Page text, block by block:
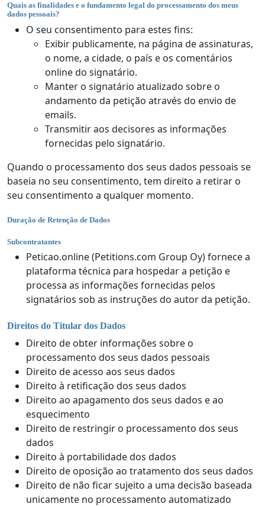
Quais as finalidades e o fundamento legal do processamento dos meus
dados pessoais?
O seu consentimento para estes fins:
Exibir publicamente, na página de assinaturas,
o nome, a cidade, o país e os comentários
online do signatário.
Manter o signatário atualizado sobre o
andamento da petição através do envio de
emails.
Transmitir aos decisores as informações
fornecidas pelo signatário.
Quando o processamento dos seus dados pessoais se
baseia no seu consentimento, tem direito a retirar o
seu consentimento a qualquer momento.
Duração de Retenção de Dados
Subcontratantes
Peticao.online (Petitions.com Group Oy) fornece a
plataforma técnica para hospedar a petição e
processa as informações fornecidas pelos
signatários sob as instruções do autor da petição.
Direitos do Titular dos Dados
Direito de obter informações sobre o
processamento dos seus dados pessoais
Direito de acesso aos seus dados
Direito à retificação dos seus dados
Direito ao apagamento dos seus dados e ao
esquecimento
Direito de restringir o processamento dos seus
dados
Direito à portabilidade dos dados
Direito de oposição ao tratamento dos seus dados
Direito de não ficar sujeito a uma decisão baseada
unicamente no processamento automatizado